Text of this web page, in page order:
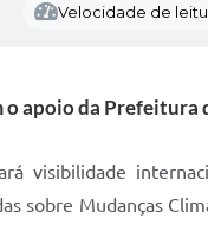
Velocidade de
o apoio da Prefeitura
visibilidade
sobre Mudanças